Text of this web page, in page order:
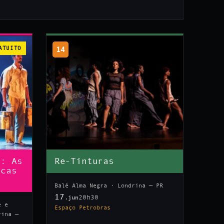
As
e
—
14
Re-Tinturas
Balé Alma Negra · Londrina — PR
17 .jun20h30
Espaço Petrobras